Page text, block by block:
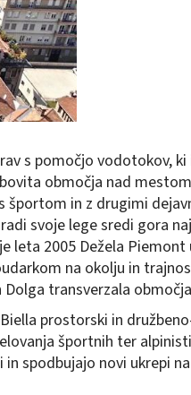
s pomočjo vodotokov, ki
območja nad
športom in z drugimi
svoje lege sredi gora
leta 2005 Dežela
na okolju in
transverzala
prostorski in
športnih ter
spodbujajo novi ukrepi